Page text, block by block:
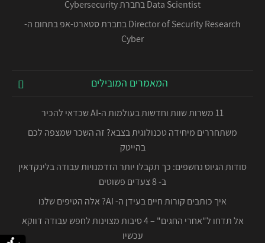
Data Scientist בחברת Cybersecurity
Director of Security Research בחברת סטארט-אפ בתחום ה-
Cyber
המאמרים המובילים
11 משרות שוות וחדשות בעולמות ה-AI שכדאי להכיר
משתחררים מיחידה טכנולוגית בצבא? זה השכר שמצפה לכם
בהייטק
סודות הגיוס נחשפים: כך תקבלו יותר הזדמנויות עבודה בלינקדאין
ב- 8 צעדים פשוטים
איך כותבים קורות חיים בעידן ה- AI? אלה הטיפים שלנו
אל תדחו ל"אחרי החגים" – 4 סיבות מצוינות לחפש עבודה דווקא
עכשיו